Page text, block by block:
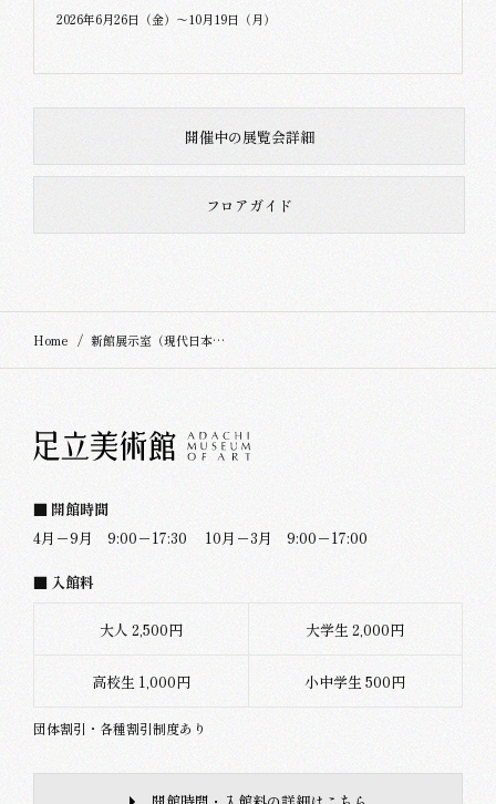
2026年6月26日（金）～10月19日（月）
開催中の展覧会詳細
フロアガイド
Home 新館展示室（現代日本画）
■ 開館時間
4月－9月 9:00－17:30
10月－3月 9:00－17:00
■ 入館料
大人 2,500円 大学生 2,000円
高校生 1,000円 小中学生 500円
団体割引・各種割引制度あり